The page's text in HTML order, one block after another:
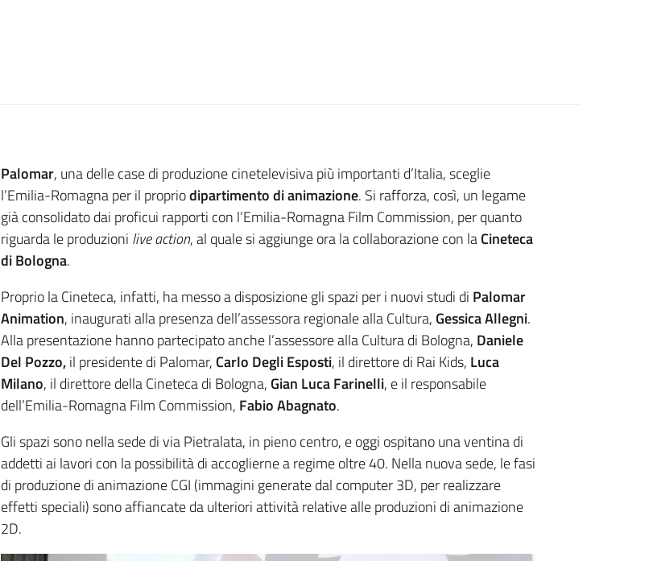
Introduzione
Palomar, una delle case di produzione cinetelevisiva più importanti d’Italia, sceglie
l’Emilia-Romagna per il propriodipartimento di animazione. Si rafforza, così, un legame
già consolidato dai proficui rapporti con l’Emilia-Romagna Film Commission, per quanto
riguarda le produzioni live action, al quale si aggiunge ora la collaborazione con laCineteca
di Bologna.
Proprio la Cineteca, infatti, ha messo a disposizione gli spazi per i nuovi studi di Palomar
Animation, inaugurati alla presenza dell’assessora regionale alla Cultura, Gessica Allegni.
Alla presentazione hanno partecipato anche l’assessore alla Cultura di Bologna, Daniele
Del Pozzo,il presidente di Palomar, Carlo Degli Esposti, il direttore di Rai Kids, Luca
Milano, il direttore della Cineteca di Bologna, Gian Luca Farinelli, e il responsabile
dell’Emilia-Romagna Film Commission, Fabio Abagnato.
Gli spazi sono nella sede di via Pietralata, in pieno centro, e oggi ospitano una ventina di
addetti ai lavori con la possibilità di accoglierne a regime oltre 40. Nella nuova sede, le fasi
di produzione di animazione CGI (immagini generate dal computer 3D, per realizzare
effetti speciali) sono affiancate da ulteriori attività relative alle produzioni di animazione
2D.